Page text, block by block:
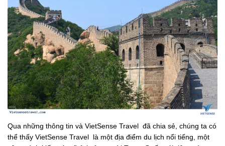
Qua những thông tin và VietSense Travel đã chia sẻ, chúng ta có
thể thấy VietSense Travel là một địa điểm du lịch nổi tiếng, một